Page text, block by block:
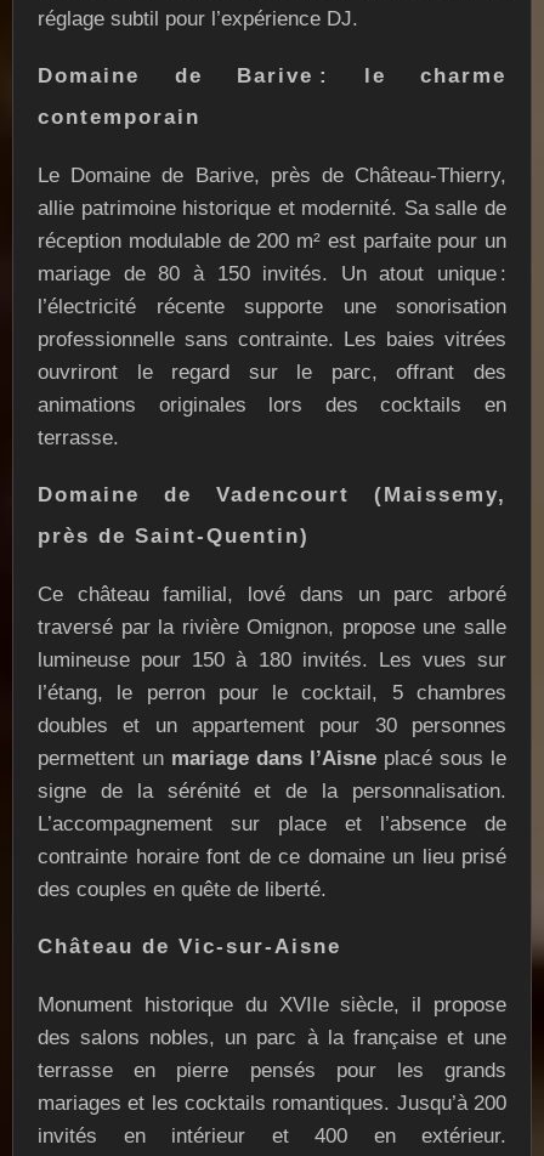
réglage subtil pour l’expérience DJ.
Domaine de Barive : le charme
contemporain
Le Domaine de Barive, près de Château-Thierry,
allie patrimoine historique et modernité. Sa salle de
réception modulable de 200 m² est parfaite pour un
mariage de 80 à 150 invités. Un atout unique :
l’électricité récente supporte une sonorisation
professionnelle sans contrainte. Les baies vitrées
ouvriront le regard sur le parc, offrant des
animations originales lors des cocktails en
terrasse.
Domaine de Vadencourt (Maissemy,
près de Saint-Quentin)
Ce château familial, lové dans un parc arboré
traversé par la rivière Omignon, propose une salle
lumineuse pour 150 à 180 invités. Les vues sur
l’étang, le perron pour le cocktail, 5 chambres
doubles et un appartement pour 30 personnes
permettent un mariage dans l’Aisne placé sous le
signe de la sérénité et de la personnalisation.
L’accompagnement sur place et l’absence de
contrainte horaire font de ce domaine un lieu prisé
des couples en quête de liberté.
Château de Vic-sur-Aisne
Monument historique du XVIIe siècle, il propose
des salons nobles, un parc à la française et une
terrasse en pierre pensés pour les grands
mariages et les cocktails romantiques. Jusqu’à 200
invités en intérieur et 400 en extérieur.